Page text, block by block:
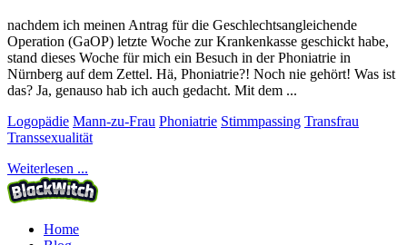
nachdem ich meinen Antrag für die Geschlechtsangleichende
Operation (GaOP) letzte Woche zur Krankenkasse geschickt habe,
stand dieses Woche für mich ein Besuch in der Phoniatrie in
Nürnberg auf dem Zettel. Hä, Phoniatrie?! Noch nie gehört! Was ist
das? Ja, genauso hab ich auch gedacht. Mit dem ...
Logopädie Mann-zu-Frau Phoniatrie Stimmpassing Transfrau
Transsexualität
Weiterlesen ...
Home